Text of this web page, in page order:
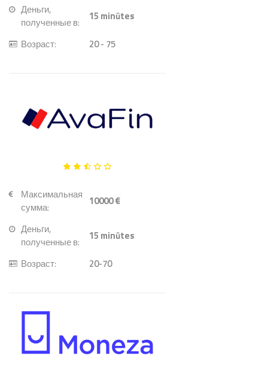
Деньги,
полученные в:
15 minūtes
Возраст: 20 - 75
Максимальная
сумма:
10000 €
Деньги,
полученные в:
15 minūtes
Возраст: 20-70